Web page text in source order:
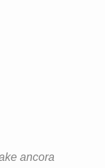
ancora